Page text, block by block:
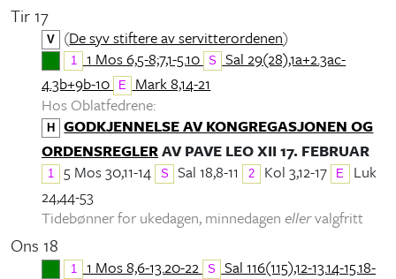
Tir 17
V (De syv stiftere av servitterordenen)
1 1 Mos 6,5-8;7,1-5.10 S
Sal 29(28),1a+2.3ac-
4.3b+9b-10
E
Mark 8,14-21
Hos Oblatfedrene:
H
GODKJENNELSE AV KONGREGASJONEN OG
ORDENSREGLERAV PAVE LEO XII 17. FEBRUAR
1 5 Mos 30,11-14 S Sal 18,8-11 2 Kol 3,12-17 E Luk
24,44-53
Tidebønner for ukedagen, minnedagen ellervalgfritt
Ons 18
1 1 Mos 8,6-13.20-22 S
Sal 116(115),12-13.14-15.18-